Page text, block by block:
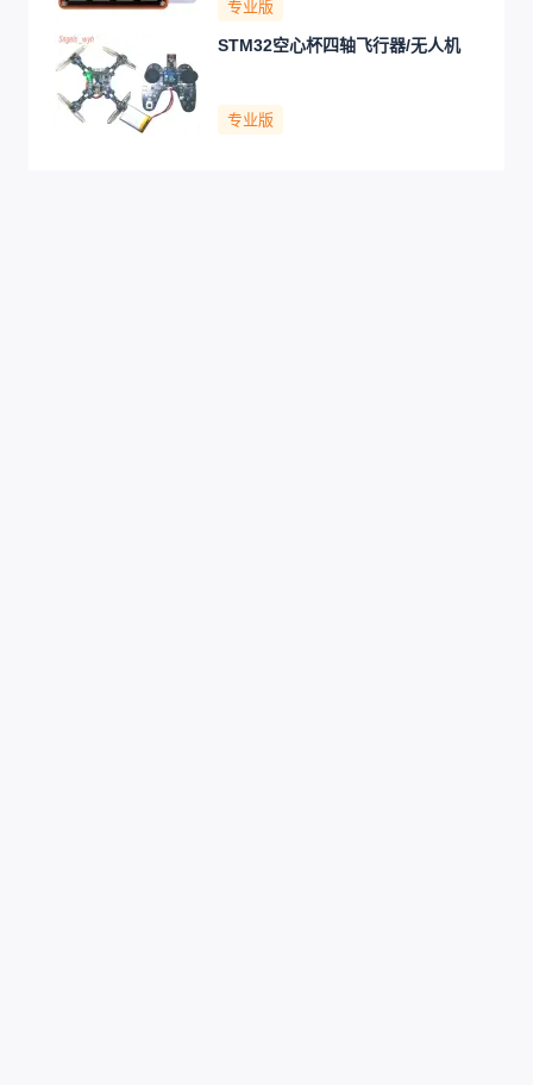
专业版
STM32空心杯四轴飞行器/无人机
专业版